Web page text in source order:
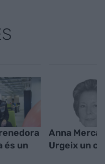
és un
Anna
Urgeix un